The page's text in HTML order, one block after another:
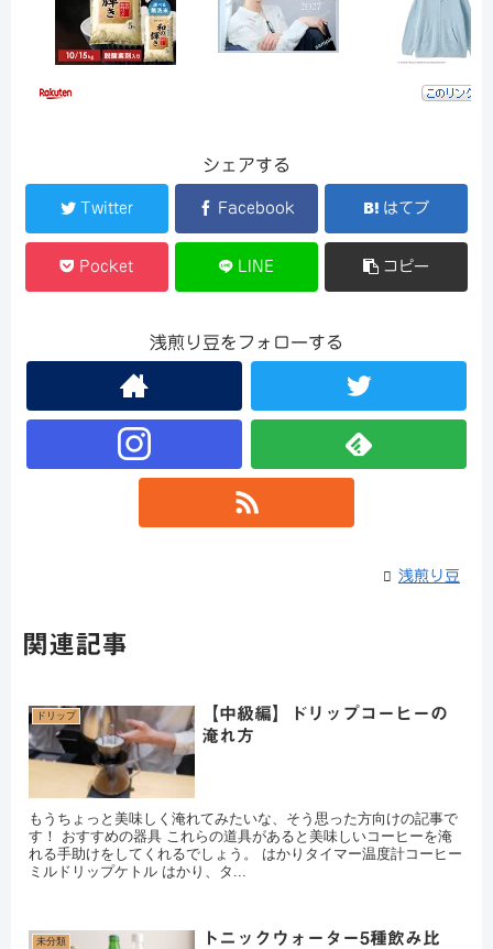
シェアする
Twitter Facebook はてブ
Pocket LINE コピー
浅煎り豆をフォローする
浅煎り豆
関連記事
ドリップ
【中級編】ドリップコーヒーの
淹れ方
もうちょっと美味しく淹れてみたいな、そう思った方向けの記事で
す！ おすすめの器具 これらの道具があると美味しいコーヒーを淹
れる手助けをしてくれるでしょう。 はかりタイマー温度計コーヒー
ミルドリップケトル はかり、タ...
未分類
トニックウォーター5種飲み比